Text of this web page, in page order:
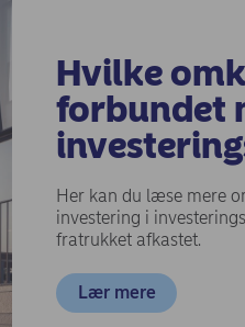
Hvilke
forbundet
Her kan du læse mere
investering i
fratrukket afkastet.
Lær mere